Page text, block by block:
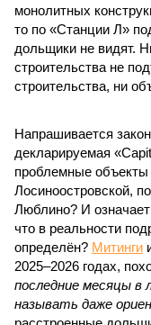
монолитных
то по «Станции Л»
дольщики не видят.
строительства не
строительства, ни
Напрашивается
декларируемая
проблемные
Лосиноостровской,
Люблино? И
что в реальности
определён? Митинги
2025–2026 годах,
последние месяцы в
называть даже